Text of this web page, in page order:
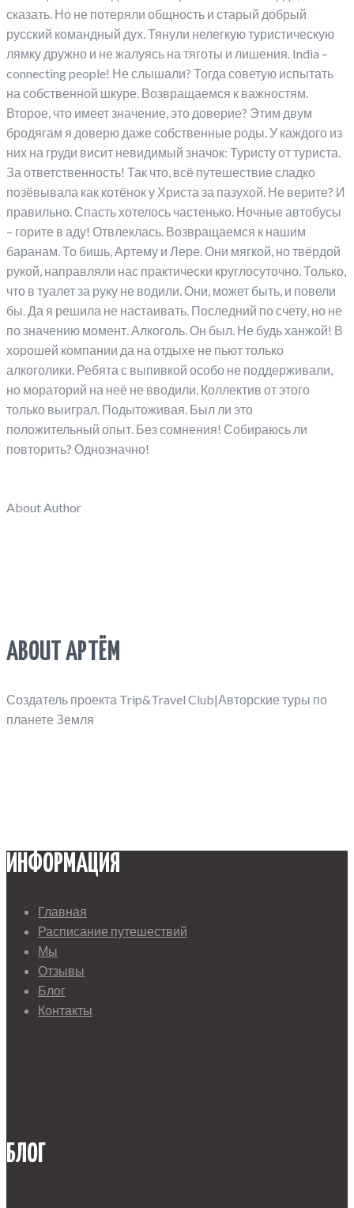
сказать. Но не потеряли общность и старый добрый
русский командный дух. Тянули нелегкую туристическую
лямку дружно и не жалуясь на тяготы и лишения. India –
connecting people! Не слышали? Тогда советую испытать
на собственной шкуре. Возвращаемся к важностям.
Второе, что имеет значение, это доверие? Этим двум
бродягам я доверю даже собственные роды. У каждого из
них на груди висит невидимый значок: Туристу от туриста.
За ответственность! Так что, всё путешествие сладко
позёвывала как котёнок у Христа за пазухой. Не верите? И
правильно. Спасть хотелось частенько. Ночные автобусы
– горите в аду! Отвлеклась. Возвращаемся к нашим
баранам. То бишь, Артему и Лере. Они мягкой, но твёрдой
рукой, направляли нас практически круглосуточно. Только,
что в туалет за руку не водили. Они, может быть, и повели
бы. Да я решила не настаивать. Последний по счету, но не
по значению момент. Алкоголь. Он был. Не будь ханжой! В
хорошей компании да на отдыхе не пьют только
алкоголики. Ребята с выпивкой особо не поддерживали,
но мораторий на неё не вводили. Коллектив от этого
только выиграл. Подытоживая. Был ли это
положительный опыт. Без сомнения! Собираюсь ли
повторить? Однозначно!
About Author
ABOUT АРТЁМ
Создатель проекта Trip&Travel Club|Авторские туры по
планете Земля
ИНФОРМАЦИЯ
Главная
Расписание путешествий
Мы
Отзывы
Блог
Контакты
БЛОГ